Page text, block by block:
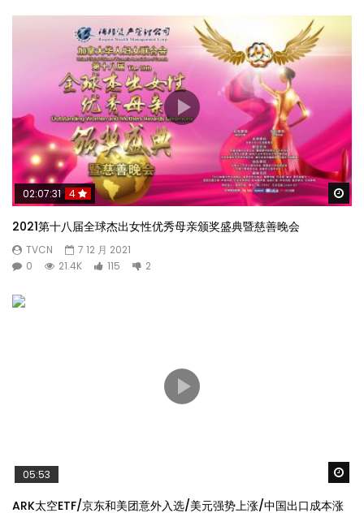
02:07:31 4
2021第十八届全球杰出女性优秀母亲颁奖盛典暨慈善晚会
TVCN
7 12 月 2021
0
21.4K 115 2
05:53
ARK太空ETF/京东和美团意外入选/美元强势上涨/中国出口成本涨